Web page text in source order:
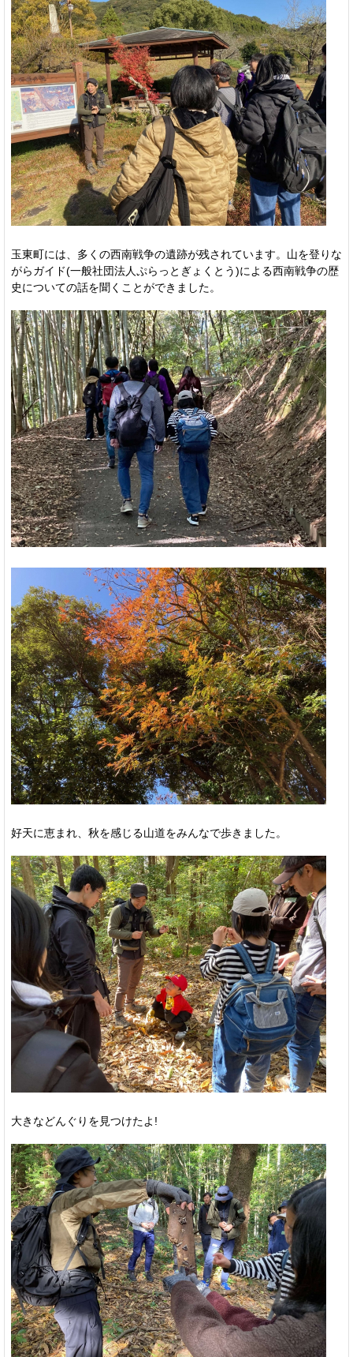
玉東町には、多くの西南戦争の遺跡が残されています。山を登りな
がらガイド(一般社団法人ぷらっとぎょくとう)による西南戦争の歴
史についての話を聞くことができました。
好天に恵まれ、秋を感じる山道をみんなで歩きました。
大きなどんぐりを見つけたよ!